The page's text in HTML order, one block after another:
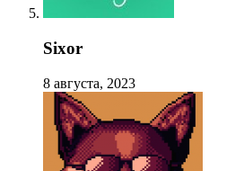
Sixor
8 августа, 2023